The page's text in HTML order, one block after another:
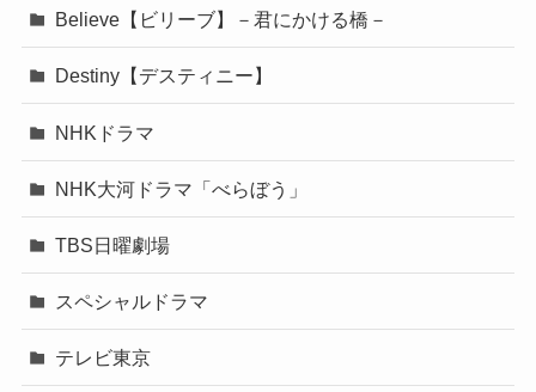
Believe【ビリーブ】－君にかける橋－
Destiny【デスティニー】
NHKドラマ
NHK大河ドラマ「べらぼう」
TBS日曜劇場
スペシャルドラマ
テレビ東京